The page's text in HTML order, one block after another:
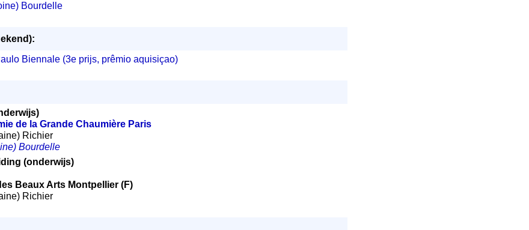
Bourdelle
Biennale (3e prijs, prêmio aquisiçao)
de la Grande Chaumière Paris
Richier
Bourdelle
(onderwijs)
Beaux Arts Montpellier (F)
Richier